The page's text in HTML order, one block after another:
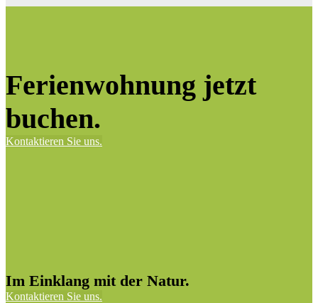
Ferienwohnung jetzt
buchen.
Kontaktieren Sie uns.
Im Einklang mit der Natur.
Kontaktieren Sie uns.